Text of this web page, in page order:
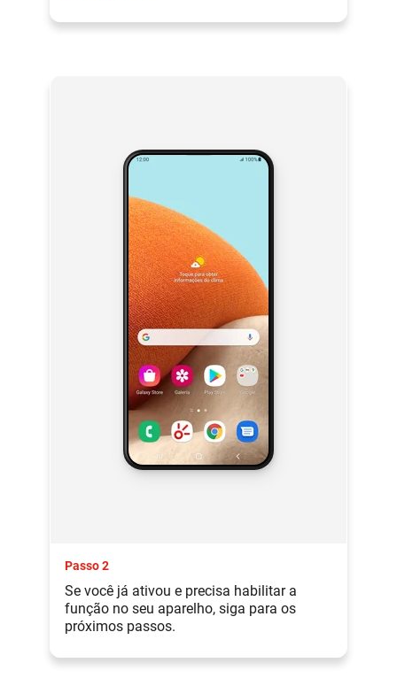
Passo 2
Se você já ativou e precisa habilitar a
função no seu aparelho, siga para os
próximos passos.